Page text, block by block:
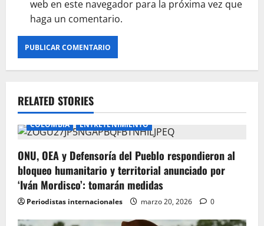
web en este navegador para la próxima vez que
haga un comentario.
RELATED STORIES
COLOMBIA ENTRETENIMIENTO
ONU, OEA y Defensoría del Pueblo respondieron al
bloqueo humanitario y territorial anunciado por
‘Iván Mordisco’: tomarán medidas
Periodistas internacionales marzo 20, 2026 0